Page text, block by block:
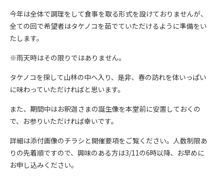
今年は全体で調理をして食事を取る形式を設けておりませんが、
全ての回で希望者はタケノコを茹でていただけるように準備をい
たします。
※雨天時はその限りではありません。
タケノコを探して山林の中へ入り、是非、春の訪れを体いっぱい
に味わっていただければと思います。
また、期間中はお釈迦さまの誕生像を本堂前に安置しておくの
で、お参りいただければ幸いです。
詳細は添付画像のチラシと開催要項をご覧ください。人数制限あ
りの先着順ですので、興味のある方は3/11の6時以降、お早めに
お申し込みください。